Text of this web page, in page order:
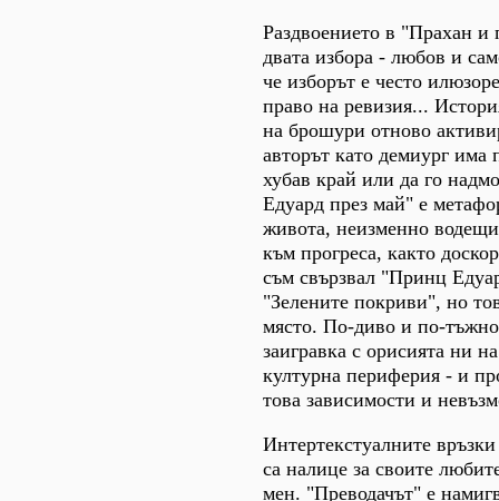
Раздвоението в "Прахан и
двата избора - любов и
че изборът е често
право на ревизия...
на брошури отново
авторът като демиург има
хубав край или да го
Едуард през май" е
живота, неизменно
към прогреса, както
съм свързвал "Принц
"Зелените покриви", но
място. По-диво и по-
заигравка с орисията ни
културна периферия - и
това зависимости и
Интертекстуалните
са налице за своите
мен. "Преводачът" е